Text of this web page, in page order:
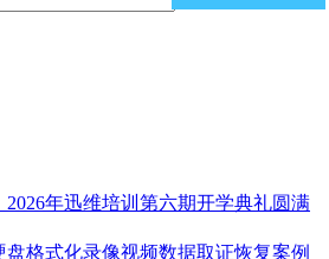
2026年迅维培训第六期开学典礼圆满
盘格式化录像视频数据取证恢复案例